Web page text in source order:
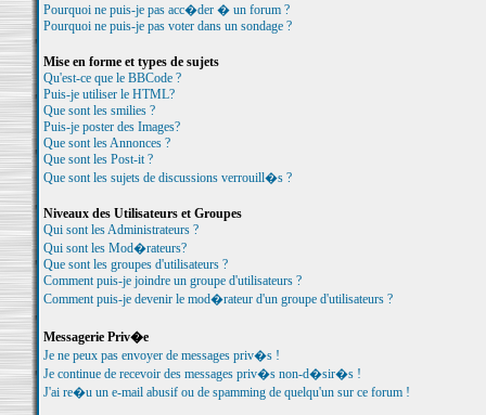
Pourquoi ne puis-je pas acc�der � un forum ?
Pourquoi ne puis-je pas voter dans un sondage ?
Mise en forme et types de sujets
Qu'est-ce que le BBCode ?
Puis-je utiliser le HTML?
Que sont les smilies ?
Puis-je poster des Images?
Que sont les Annonces ?
Que sont les Post-it ?
Que sont les sujets de discussions verrouill�s ?
Niveaux des Utilisateurs et Groupes
Qui sont les Administrateurs ?
Qui sont les Mod�rateurs?
Que sont les groupes d'utilisateurs ?
Comment puis-je joindre un groupe d'utilisateurs ?
Comment puis-je devenir le mod�rateur d'un groupe d'utilisateurs ?
Messagerie Priv�e
Je ne peux pas envoyer de messages priv�s !
Je continue de recevoir des messages priv�s non-d�sir�s !
J'ai re�u un e-mail abusif ou de spamming de quelqu'un sur ce forum !